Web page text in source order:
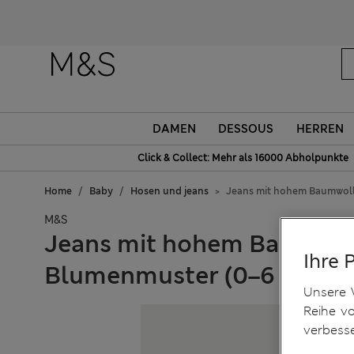
DAMEN DESSOUS HERREN
Click & Collect: Mehr als 16000 Abholpunkte
Home Baby Hosen und jeans Jeans mit hohem
M&S
Jeans mit hohem
Blumenmuster (0–6 J.)Ihre
Unsere
Reihe